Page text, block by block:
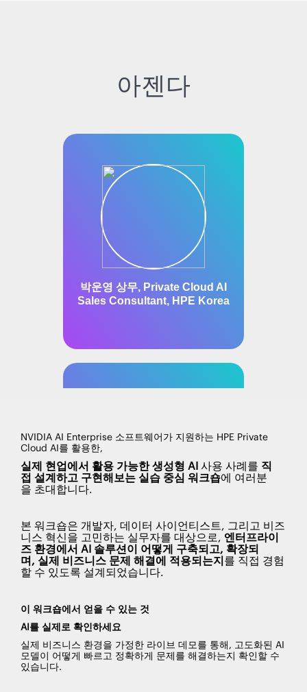
NVIDIA AI Enterprise 소프트웨어가 지원하는 HPE Private
Cloud AI를 활용한,
실제 현업에서 활용 가능한 생성형 AI 사용 사례를 직
접 설계하고 구현해보는 실습 중심 워크숍에 여러분
을 초대합니다.
본 워크숍은 개발자, 데이터 사이언티스트, 그리고 비즈
니스 혁신을 고민하는 실무자를 대상으로, 엔터프라이
즈 환경에서 AI 솔루션이 어떻게 구축되고, 확장되
며, 실제 비즈니스 문제 해결에 적용되는지를 직접 경험
할 수 있도록 설계되었습니다.
이 워크숍에서 얻을 수 있는 것
AI를 실제로 확인하세요
실제 비즈니스 환경을 가정한 라이브 데모를 통해, 고도화된 AI
모델이 어떻게 빠르고 정확하게 문제를 해결하는지 확인할 수
있습니다.